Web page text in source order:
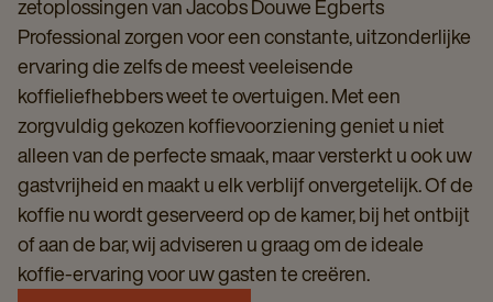
zetoplossingen van Jacobs Douwe Egberts
Professional zorgen voor een constante, uitzonderlijke
ervaring die zelfs de meest veeleisende
koffieliefhebbers weet te overtuigen. Met een
zorgvuldig gekozen koffievoorziening geniet u niet
alleen van de perfecte smaak, maar versterkt u ook uw
gastvrijheid en maakt u elk verblijf onvergetelijk. Of de
koffie nu wordt geserveerd op de kamer, bij het ontbijt
of aan de bar, wij adviseren u graag om de ideale
koffie-ervaring voor uw gasten te creëren.